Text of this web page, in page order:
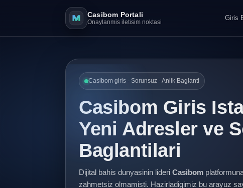
Casibom Portali
Onaylanmis iletisim noktasi
Giris
Casibom giris - Sorunsuz - Anlik Baglanti
Casibom Giris
Yeni Adresler ve
Baglantilari
Dijital bahis dunyasinin lideri Casibom
zahmetsiz olmamisti. Hazirladigimiz bu arayuz